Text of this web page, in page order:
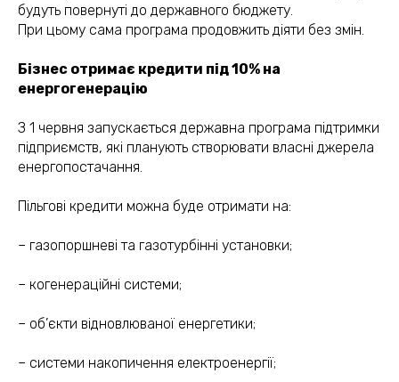
будуть повернуті до державного бюджету.
При цьому сама програма продовжить діяти без змін.
Бізнес отримає кредити під 10% на
енергогенерацію
З 1 червня запускається державна програма підтримки
підприємств, які планують створювати власні джерела
енергопостачання.
Пільгові кредити можна буде отримати на:
– газопоршневі та газотурбінні установки;
– когенераційні системи;
– об’єкти відновлюваної енергетики;
– системи накопичення електроенергії;